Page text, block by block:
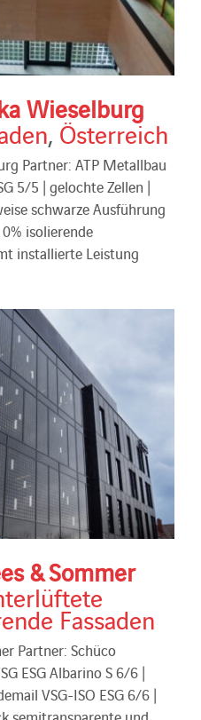
Wieselburg
, Österreich
Partner: ATP Metallbau
5/5 | gelochte Zellen |
schwarze Ausführung
isolierende
installierte Leistung
& Sommer
Fassaden
Partner: Schüco
ESG Albarino S 6/6 |
VSG-ISO ESG 6/6 |